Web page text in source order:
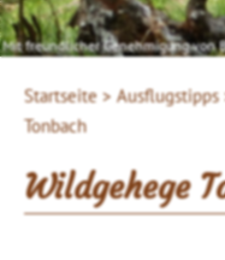
Mit freundlicher Genehmigung von
Startseite > Ausflugstipps
Tonbach
Wildgehege